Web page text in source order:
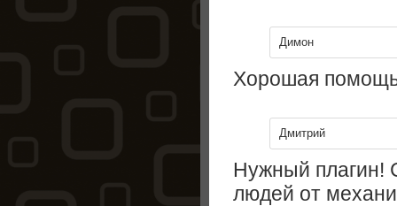
Димон
Хорошая
Дмитрий
Нужный плагин!
людей от